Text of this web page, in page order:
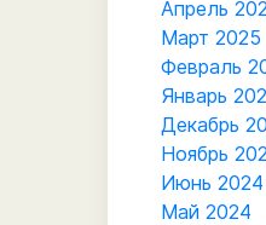
Апрель
Март 2025
Февраль
Январь
Декабрь
Ноябрь
Июнь 2024
Май 2024